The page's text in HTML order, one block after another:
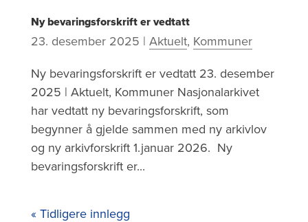
Ny bevaringsforskrift er vedtatt
23. desember 2025 | Aktuelt, Kommuner
Ny bevaringsforskrift er vedtatt 23. desember
2025 | Aktuelt, Kommuner ​Nasjonalarkivet
har vedtatt ny bevaringsforskrift, som
begynner å gjelde sammen med ny arkivlov
og ny arkivforskrift 1.januar 2026. Ny
bevaringsforskrift er...
« Tidligere innlegg